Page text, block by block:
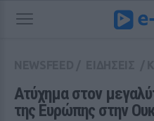
Ατύχημα στον
της Ευρώπης στην